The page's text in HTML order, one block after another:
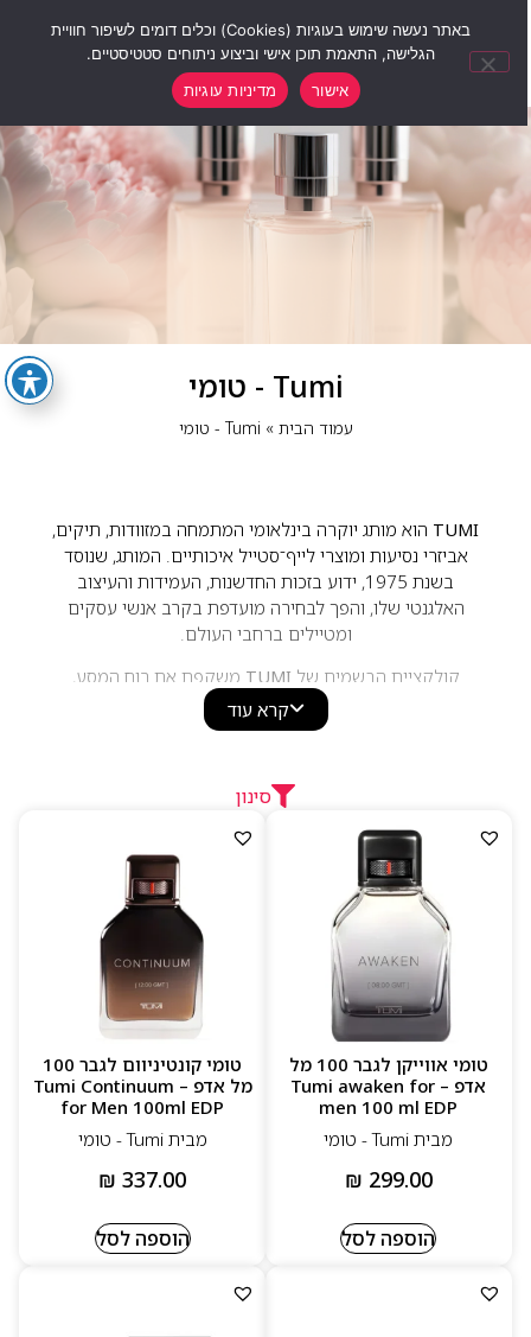
Tumi - טומי
עמוד הבית» Tumi - טומי
TUMIהוא מותג יוקרה בינלאומי המתמחה במזוודות, תיקים,
אביזרי נסיעות ומוצרי לייף־סטייל איכותיים. המותג, שנוסד
בשנת 1975, ידוע בזכות החדשנות, העמידות והעיצוב
האלגנטי שלו, והפך לבחירה מועדפת בקרב אנשי עסקים
ומטיילים ברחבי העולם.
קולקציית הבשמים של TUMIמשקפת את רוח המסע,
ההרפתקה והתחכום המזוהים עם המותג. הניחוחות לגברים
ולנשים משלבים תווים הדריים, ארומטיים, עציים, עוריים
מתאפיינים באיכות גבוהה, עמידות טובה ועיצוב יוקרתי,
ומתאימים למי שמחפש ניחוח מתוחכם, עכשווי ובעל אופי
בינלאומי.
קרא עוד
סינון
טומי אווייקן לגבר 100 מל
אדפ – Tumi awaken for
men 100 ml EDP
מבית Tumi - טומי
₪ 299.00
הוספה לסל
טומי קונטיניוום לגבר 100
מל אדפ – Tumi Continuum
for Men 100ml EDP
מבית Tumi - טומי
₪ 337.00
הוספה לסל
באתר נעשה שימוש בעוגיות (Cookies) וכלים דומים לשיפור חוויית
הגלישה, התאמת תוכן אישי וביצוע ניתוחים סטטיסטיים.
אישור
מדיניות עוגיות